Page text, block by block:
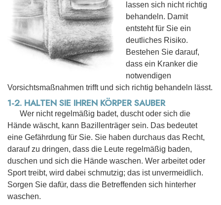
lassen sich nicht richtig
behandeln. Damit
entsteht für Sie ein
deutliches Risiko.
Bestehen Sie darauf,
dass ein Kranker die
notwendigen
Vorsichtsmaßnahmen trifft und sich richtig behandeln lässt.
1-2. HALTEN SIE IHREN KÖRPER SAUBER
Wer nicht regelmäßig badet, duscht oder sich die
Hände wäscht, kann Bazillenträger sein. Das bedeutet
eine Gefährdung für Sie. Sie haben durchaus das Recht,
darauf zu dringen, dass die Leute regelmäßig baden,
duschen und sich die Hände waschen. Wer arbeitet oder
Sport treibt, wird dabei schmutzig; das ist unvermeidlich.
Sorgen Sie dafür, dass die Betreffenden sich hinterher
waschen.